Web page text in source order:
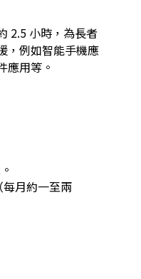
2.5 小時，為長者
，例如智能手機應
應用等。
月約一至兩